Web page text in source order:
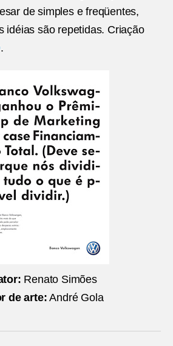
de simples e freqüentes,
idéias são repetidas. Criação
.
Renato Simões
de arte: André Gola